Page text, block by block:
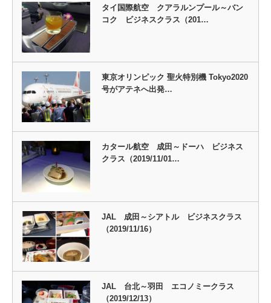
タイ国際航空 クアラルンプール～バン
コク ビジネスクラス（201…
東京オリンピック 聖火特別機 Tokyo2020
号がアテネへ出発…
カタール航空 成田～ドーハ ビジネス
クラス（2019/11/01…
JAL 成田～シアトル ビジネスクラス
（2019/11/16）
JAL 台北～羽田 エコノミークラス
（2019/12/13）